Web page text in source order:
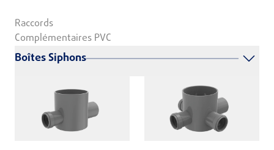
Raccords
Complémentaires PVC
Boîtes Siphons